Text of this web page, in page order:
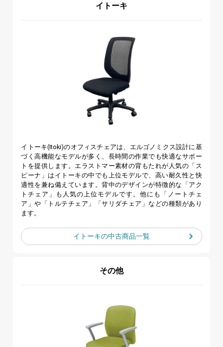
イトーキ
イトーキ(Itoki)のオフィスチェアは、エルゴノミクス設計に基
づく高機能なモデルが多く、長時間の作業でも快適なサポー
トを提供します。エラストマー素材の背もたれが人気の「ス
ピーナ」はイトーキの中でも上位モデルで、高い耐久性と快
適性を兼ね備えています。背中のデザインが特徴的な「アク
トチェア」も人気の上位モデルです。他にも「ノートチェ
ア」や「トルテチェア」「サリダチェア」などの種類があり
ます。
イトーキの中古商品一覧
その他